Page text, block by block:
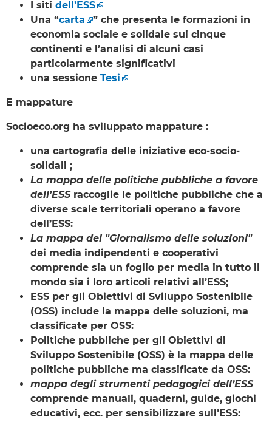
I siti dell’ESS
Una “carta
” che presenta le formazioni in
economia sociale e solidale sui cinque
continenti e l’analisi di alcuni casi
particolarmente significativi
una sessione Tesi
E mappature
Socioeco.org ha sviluppato mappature :
una cartografia delle iniziative eco-socio-
solidali ;
La mappa delle politiche pubbliche a favore
dell’ESSraccoglie le politiche pubbliche che a
diverse scale territoriali operano a favore
dell’ESS:
La mappa del "Giornalismo delle soluzioni"
dei media indipendenti e cooperativi
comprende sia un foglio per media in tutto il
mondo sia i loro articoli relativi all’ESS;
ESS per gli Obiettivi di Sviluppo Sostenibile
(OSS) include la mappa delle soluzioni, ma
classificate per OSS:
Politiche pubbliche per gli Obiettivi di
Sviluppo Sostenibile (OSS) è la mappa delle
politiche pubbliche ma classificate da OSS:
mappa degli strumenti pedagogici dell’ESS
comprende manuali, quaderni, guide, giochi
educativi, ecc. per sensibilizzare sull’ESS: